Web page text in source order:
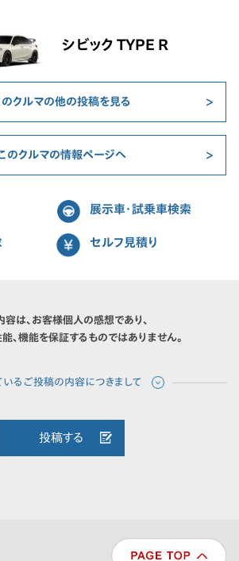
シビック TYPE R
のクルマの他の投稿を見る
のクルマの情報ページへ
展示車・試乗車検索
セルフ見積り
容は、お客様個人の感想であり、
、機能を保証するものではありません。
投稿する